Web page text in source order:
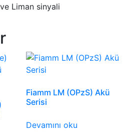
Liman sinyali
Fiamm LM (OPzS) Akü
Serisi
Devamını oku